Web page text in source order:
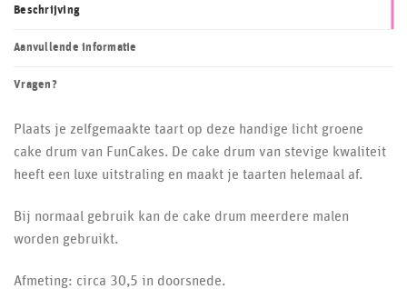
Beschrijving
Aanvullende informatie
Vragen?
Plaats je zelfgemaakte taart op deze handige licht groene
cake drum van FunCakes. De cake drum van stevige kwaliteit
heeft een luxe uitstraling en maakt je taarten helemaal af.
Bij normaal gebruik kan de cake drum meerdere malen
worden gebruikt.
Afmeting: circa 30,5 in doorsnede.